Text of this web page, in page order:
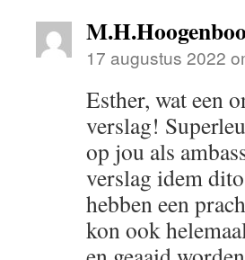
17 augustus 2022
Esther, wat een
verslag!
op jou als
verslag idem
hebben een
kon ook